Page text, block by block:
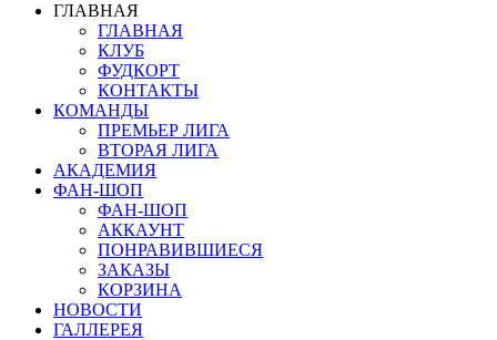
ГЛАВНАЯ
ГЛАВНАЯ
КЛУБ
ФУДКОРТ
КОНТАКТЫ
КОМАНДЫ
ПРЕМЬЕР ЛИГА
ВТОРАЯ ЛИГА
АКАДЕМИЯ
ФАН-ШОП
ФАН-ШОП
АККАУНТ
ПОНРАВИВШИЕСЯ
ЗАКАЗЫ
КОРЗИНА
НОВОСТИ
ГАЛЛЕРЕЯ